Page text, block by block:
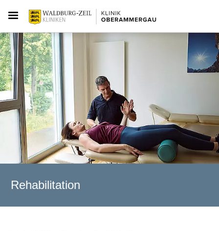
Rehabilitation